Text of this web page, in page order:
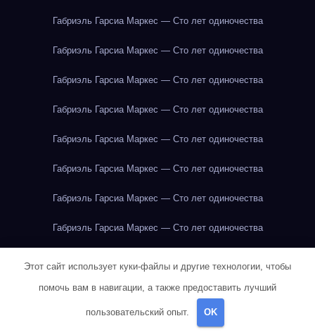
Габриэль Гарсиа Маркес — Сто лет одиночества
Габриэль Гарсиа Маркес — Сто лет одиночества
Габриэль Гарсиа Маркес — Сто лет одиночества
Габриэль Гарсиа Маркес — Сто лет одиночества
Габриэль Гарсиа Маркес — Сто лет одиночества
Габриэль Гарсиа Маркес — Сто лет одиночества
Габриэль Гарсиа Маркес — Сто лет одиночества
Габриэль Гарсиа Маркес — Сто лет одиночества
Герман Мелвилл — Моби Дик Герман Мелвилл — Моби Дик
Говядина Говядина Говядина
Этот сайт использует куки-файлы и другие технологии, чтобы
помочь вам в навигации, а также предоставить лучший
пользовательский опыт. OK